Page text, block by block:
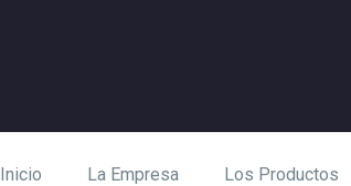
Inicio La Empresa Los Productos